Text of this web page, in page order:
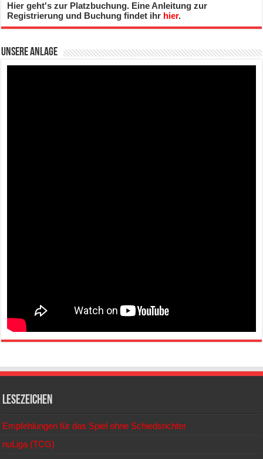
Hier geht's zur Platzbuchung. Eine Anleitung zur
Registrierung und Buchung findet ihr hier.
Unsere Anlage
Lesezeichen
Empfehlungen für das Spiel ohne Schiedsrichter
nuLiga (TCG)